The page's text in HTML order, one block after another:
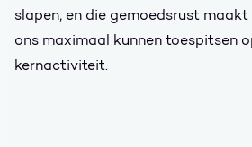
slapen, en die gemoedsrust
ons maximaal kunnen toespitsen
kernactiviteit.